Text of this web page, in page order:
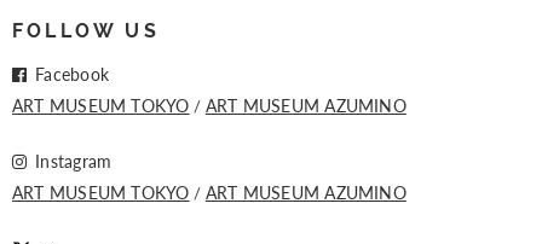
FOLLOW US
Facebook
ART MUSEUM TOKYO
ART MUSEUM AZUMINO
Instagram
ART MUSEUM TOKYO
ART MUSEUM AZUMINO